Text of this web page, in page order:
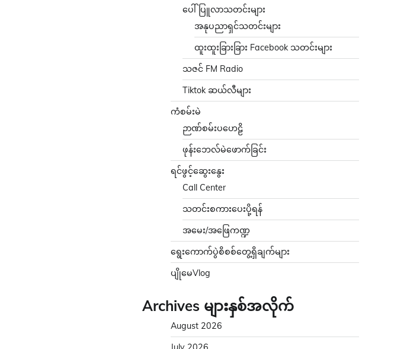
ပေါ်ပြူလာသတင်းများ
အနုပညာရှင်သတင်းများ
ထူးထူးခြားခြား Facebook သတင်းများ
သဇင် FM Radio
Tiktok ဆယ်လီများ
ကံစမ်းမဲ
ဉာဏ်စမ်းပဟေဠိ
ဖုန်းဘေလ်မဲဖောက်ခြင်း
ရင်ဖွင့်ဆွေးနွေး
Call Center
သတင်းစကားပေးပို့ရန်
အမေး/အဖြေကဏ္ဍ
ရွေးကောက်ပွဲစိစစ်တွေ့ရှိချက်များ
ပျိုမေVlog
Archives များနှစ်အလိုက်
August 2026